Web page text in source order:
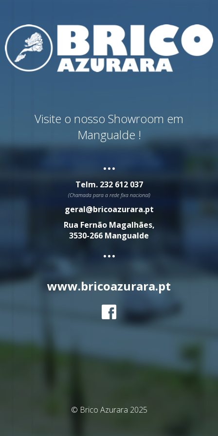
Visite o nosso Showroom em
Mangualde !
...
Telm. 232 612 037
(Chamada para a rede fixa nacional)
geral@bricoazurara.pt
Rua Fernão Magalhães,
3530-266 Mangualde
...
www.bricoazurara.pt
© Brico Azurara 2025